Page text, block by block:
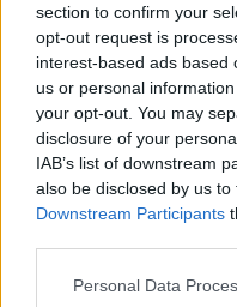
section to confirm your
opt-out request is
interest-based ads based
us or personal
your opt-out. You may
disclosure of your
IAB’s list of downstream
also be disclosed by us
Downstream Participants
Please note that this
Personal Data
Lomautusta
kirjallisesti ja
lomauttamisen
määräaikojen
epäselvyyksiä
työntekijän...